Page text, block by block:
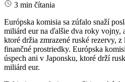
3 min čítania
Európska komisia sa zúfalo snaží
miliárd eur na ďalšie dva roky vojny,
ktoré držia zmrazené ruské rezervy,
finančné prostriedky. Európska
úspech ani v Japonsku, ktoré drží
miliárd eur.